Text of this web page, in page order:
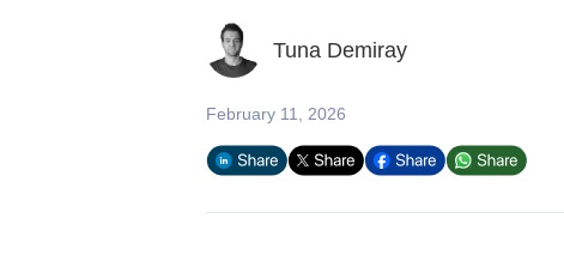
Tuna Demiray
February 11, 2026